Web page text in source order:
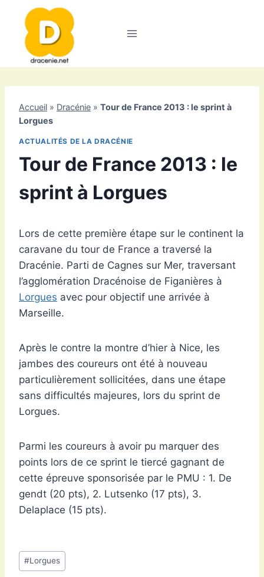
contenu
Accueil » Dracénie » Tour de France 2013 : le sprint à
Lorgues
ACTUALITÉS DE LA DRACÉNIE
Tour de France 2013 : le
sprint à Lorgues
Lors de cette première étape sur le continent la
caravane du tour de France a traversé la
Dracénie. Parti de Cagnes sur Mer, traversant
l’agglomération Dracénoise de Figanières à
Lorgues avec pour objectif une arrivée à
Marseille.
Après le contre la montre d’hier à Nice, les
jambes des coureurs ont été à nouveau
particulièrement sollicitées, dans une étape
sans difficultés majeures, lors du sprint de
Lorgues.
Parmi les coureurs à avoir pu marquer des
points lors de ce sprint le tiercé gagnant de
cette épreuve sponsorisée par le PMU : 1. De
gendt (20 pts), 2. Lutsenko (17 pts), 3.
Delaplace (15 pts).
Étiquettes
de
#Lorgues